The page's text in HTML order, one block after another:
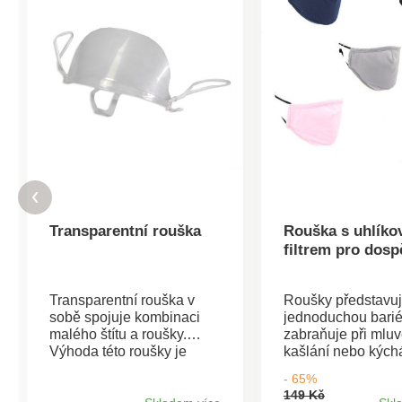
Transparentní rouška
Transparentní rouška v
sobě spojuje kombinaci
malého štítu a roušky.
Výhoda této roušky je
Rouška s
filtrem pro
Roušky
jednoduchou
zabraňuje při
kašlání nebo
kolem nás.
- 65%
149 Kč